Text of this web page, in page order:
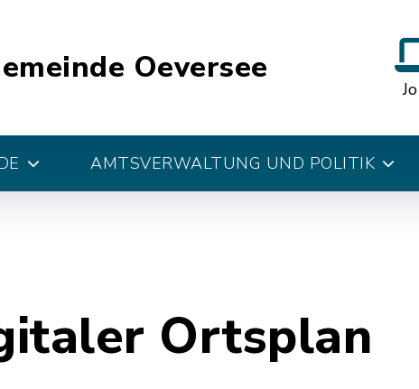
Oeversee
AMTSVERWALTUNG UND POLITIK
Ortsplan